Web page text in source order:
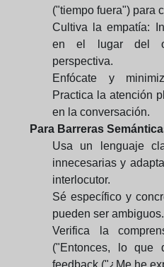
("tiempo fuera") para
Cultiva la empatía:
en el lugar del
perspectiva.
Enfócate y
Practica la atención
en la conversación.
Para Barreras
Usa un lenguaje
innecesarias y
interlocutor.
Sé específico y
pueden ser
Verifica la
("Entonces, lo que
feedback ("¿Me he